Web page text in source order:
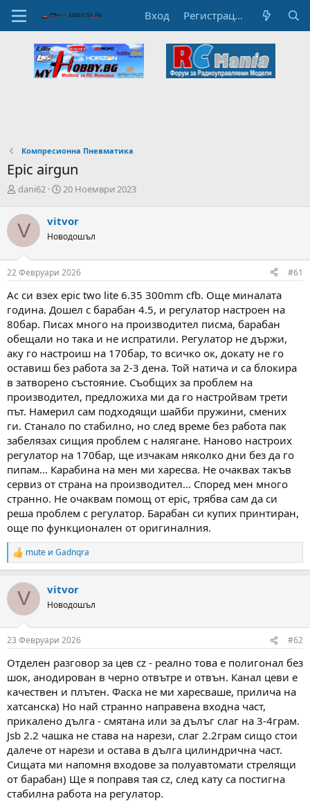
Вход Регистрация
Компресионна Пневматика
Epic airgun
А
т
о
р
н
а
т
м
а
т
а
dani62
Н
а
л
а
Д
т
а
20 Ноември 2023
V vitvor
Новодошъл
22 Февруари 2026 #61
Ас си взех epic two lite 6.35 300mm cfb. Още миналата
година. Дошел с барабан 4.5, и регулатор настроен на
80бар. Писах много на производител писма, барабан
обещали но така и не испратили. Регулатор не държи,
аку го настроиш на 170бар, то всичко ок, докату не го
оставиш без работа за 2-3 дена. Той натича и са блокира
в затворено състояние. Съобщих за проблем на
производител, предложиха ми да го настройвам трети
път. Намерил сам подходящи шайби пружини, смених
ги. Станало по стабилно, но след време без работа пак
забелязах сищия проблем с налягане. Наново настроих
регулатор на 170бар, ще изчакам няколко дни без да го
пипам... Карабина на мен ми харесва. Не очаквах такъв
сервиз от страна на производител... Според мен много
странно. Не очаквам помощ от epic, трябва сам да си
реша проблем с регулатор. Барабан си купих принтиран,
още по функционален от оригиналния.
R
e
c
i
s
mute и Gadnqra
V vitvor
Новодошъл
23 Февруари 2026 #62
Отделен разговор за цев cz - реално това е полигонал без
шок, анодирован в черно отвътре и отвън. Канал цеви е
качествен и плътен. Фаска не ми харесваше, прилича на
хатсанска) Но най странно направена входна част,
прикалено дълга - смятана или за дълъг слаг на 3-4грам.
Jsb 2.2 чашка не става на нарези, слаг 2.2грам сищо стои
далече от нарези и остава в дълга цилиндрична част.
Сищата ми напомня входове за полуавтомати стрелящи
от барабан) Ще я поправя тая cz, след кату са постигна
стабилна работа на регулатор.